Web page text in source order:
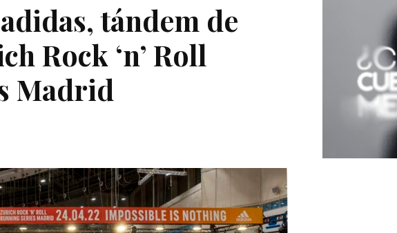
tándem de
Rock ‘n’ Roll
Madrid